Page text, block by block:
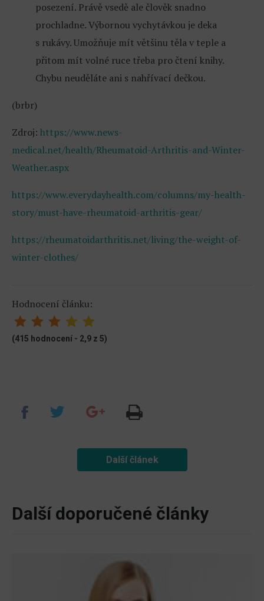
posezení. Právě vsedě ale člověk snadno
prochladne. Výbornou vychytávkou je deka
s rukávy. Umožňuje mít většinu těla v teple a
přitom mít volné ruce třeba pro čtení knihy.
Chybu neuděláte ani s nahřívací dečkou.
(brbr)
Zdroj: https://www.news-
medical.net/health/Rheumatoid-Arthritis-and-Winter-
Weather.aspx
https://www.everydayhealth.com/columns/my-health-
story/must-have-rheumatoid-arthritis-gear/
https://rheumatoidarthritis.net/living/the-weight-of-
winter-clothes/
Hodnocení článku:
(415 hodnocení - 2,9 z 5)
Další článek
Další doporučené články